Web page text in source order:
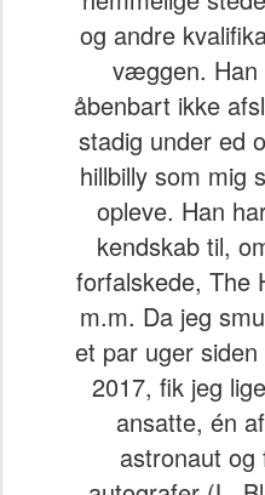
og andre
væggen. Han
åbenbart ikke
stadig under ed
hillbilly som mig
opleve. Han
kendskab til,
forfalskede, The
m.m. Da jeg
et par uger
2017, fik jeg
ansatte, én
astronaut og